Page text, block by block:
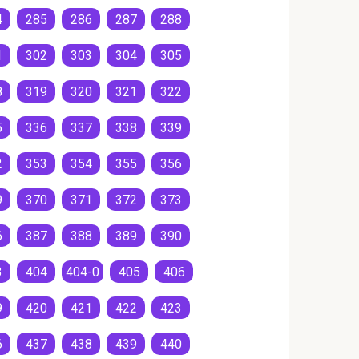
285 286 287 288
302 303 304 305
319 320 321 322
336 337 338 339
353 354 355 356
370 371 372 373
387 388 389 390
404 404-0 405 406
420 421 422 423
437 438 439 440